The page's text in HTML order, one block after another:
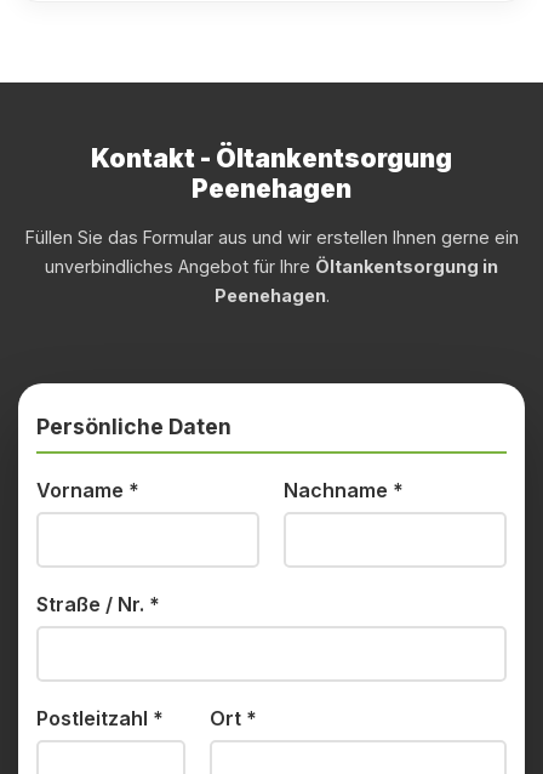
Kontakt - Öltankentsorgung
Peenehagen
Füllen Sie das Formular aus und wir erstellen Ihnen gerne ein
unverbindliches Angebot für Ihre Öltankentsorgung in
Peenehagen.
Persönliche Daten
Vorname * Nachname *
Straße / Nr. *
Postleitzahl * Ort *